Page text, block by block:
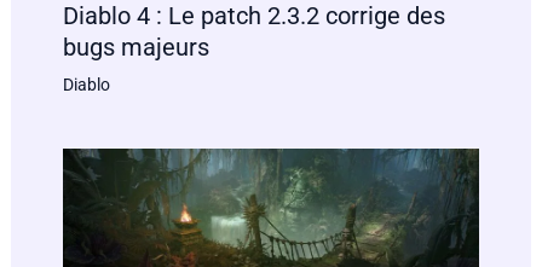
Diablo 4 : Le patch 2.3.2 corrige des
bugs majeurs
Diablo